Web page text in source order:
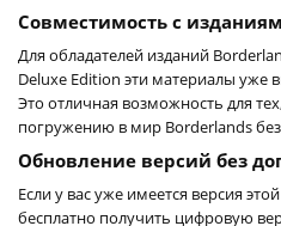
Совместимость с
Для обладателей изданий
Deluxe Edition эти материалы
Это отличная возможность для
погружению в мир Borderlands
Обновление версий без
Если у вас уже имеется версия
бесплатно получить цифровую